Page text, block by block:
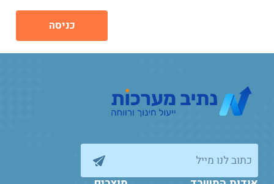
כניסה
כתוב לנו מייל